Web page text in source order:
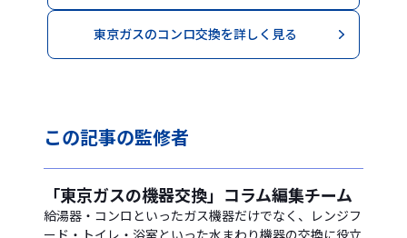
東京ガスのコンロ交換を詳しく見る
この記事の監修者
「東京ガスの機器交換」コラム編集チーム
給湯器・コンロといったガス機器だけでなく、レンジフ
ード・トイレ・浴室といった水まわり機器の交換に役立